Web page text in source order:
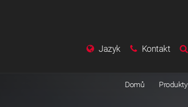
Jazyk Kontakt
Domů Produkty